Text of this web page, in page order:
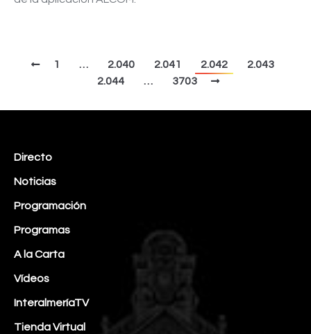
1 … 2.040 2.041 2.042
2.043
2.044
… 3703
Directo
Noticias
Programación
Programas
A la Carta
Vídeos
InteralmeríaTV
Tienda Virtual